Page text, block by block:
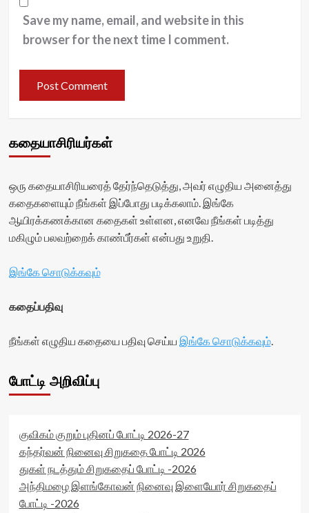
Save my name, email, and website in this
browser for the next time I comment.
கதையாசிரியர்கள்
ஒரு கதையாசிரியரைத் தேர்ந்தெடுத்து, அவர் எழுதிய அனைத்து
கதைகளையும் நீங்கள் இப்போது படிக்கலாம். இங்கே
ஆயிரக்கணக்கான கதைகள் உள்ளன, எனவே நீங்கள் படித்து
மகிழும் பலவற்றைக் காண்பீர்கள் என்பது உறுதி.
இங்கே சொடுக்கவும்
கதைப்பதிவு
நீங்கள் எழுதிய கதையை பதிவு செய்ய இங்கே சொடுக்கவும்.
போட்டி அறிவிப்பு
குவிகம் குறும் புதினப் போட்டி 2026-27
கந்தர்வன் நினைவு சிறுகதை போட்டி 2026
துகள் நடத்தும் சிறுகதைப் போட்டி -2026
அந்திமழை இளங்கோவன் நினைவு இளையோர் சிறுகதைப்
போட்டி -2026